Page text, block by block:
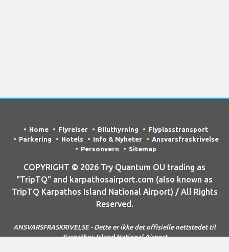
Home Flyreiser Biluthyrning
Flyplasstransport
Parkering
Hotels Info & Nyheter
Ansvarsfraskrivelse
Personvern
Sitemap
COPYRIGHT © 2026 Try Quantum OU trading as
"TripTQ" and karpathosairport.com (also known as
TripTQ Karpathos Island National Airport) / All Rights
Reserved.
ANSVARSFRASKRIVELSE - Dette er ikke det offisielle nettstedet til
Karpathos Island National Airport